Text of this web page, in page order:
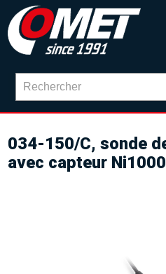
034-150/C, sonde
avec capteur